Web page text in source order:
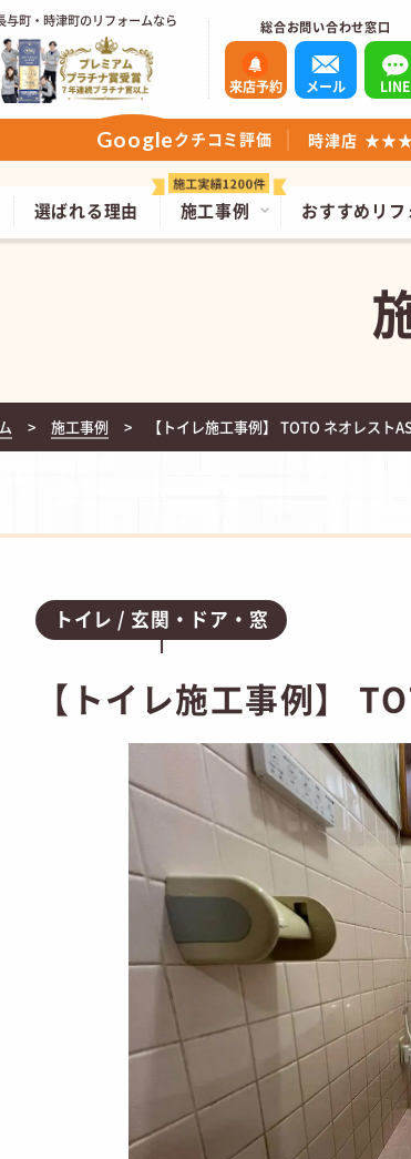
与町・時津町のリフォームなら 総合お問い合わせ窓口
来店予約 メール LINE
施工事例 おすすめリ
選ばれる理由
Googleクチコミ評価 時津店
施工事例 【トイレ施工事例】 TOTO ネオレスト
トイレ 玄関・ドア・窓
【トイレ施工事例】